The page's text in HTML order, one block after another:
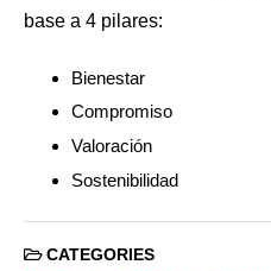
base a 4 pilares:
Bienestar
Compromiso
Valoración
Sostenibilidad
CATEGORIES